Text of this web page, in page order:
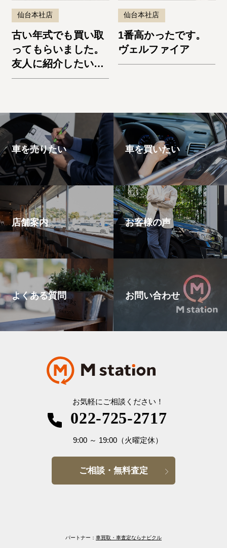
仙台本社店
古い年式でも買い取
ってもらいました。
友人に紹介したいと
思います。エスケー
仙台本社店
1番高かったです。
ヴェルファイア
車を売りたい 車を買いたい
店舗案内 お客様の声
よくある質問 お問い合わせ
お気軽にご相談ください！
022-725-2717
9:00～ 19:00（火曜定休）
ご相談・無料査定
パートナー： 車買取・車査定ならナビクル